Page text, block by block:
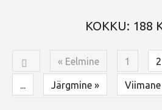
Hiite kuvavõistlus 2026
Kontakt
KOKKU: 188
« Eelmine 1 2
... Järgmine » Viimane